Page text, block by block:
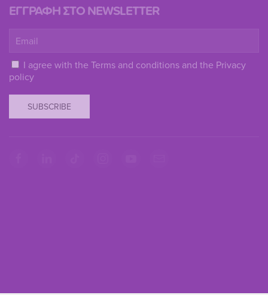
ΕΓΓΡΑΦΗ ΣΤΟ NEWSLETTER
I agree with the Terms and conditions and the Privacy
policy
SUBSCRIBE